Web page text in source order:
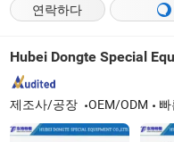
연락하다
Hubei Dongte Special
제조사/공장 OEM/ODM